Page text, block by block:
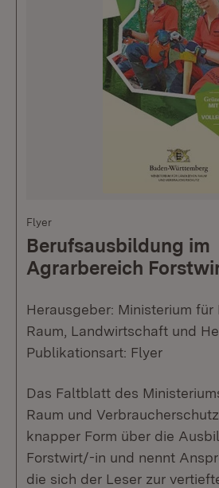
Flyer
Berufsausbildung im
Agrarbereich
Herausgeber: Ministerium für
Raum, Landwirtschaft und
Publikationsart: Flyer
Das Faltblatt des
Raum und
knapper Form über die
Forstwirt/-in und nennt
die sich der Leser zur